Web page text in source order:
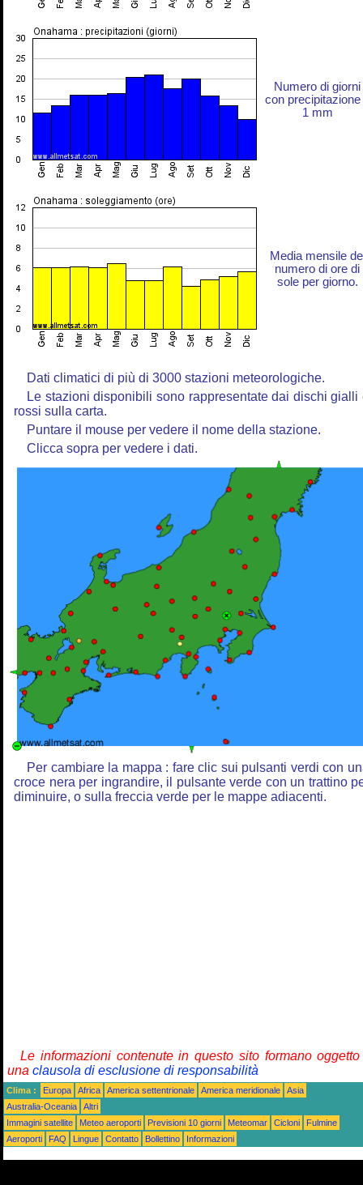
Numero di giorni
con precipitazione
1 mm
Media mensile
numero di ore di
sole per giorno.
Dati climatici di più di 3000 stazioni meteorologiche.
Le stazioni disponibili sono rappresentate dai dischi gialli
rossi sulla carta.
Puntare il mouse per vedere il nome della stazione.
Clicca sopra per vedere i dati.
Per cambiare la mappa : fare clic sui pulsanti verdi con
croce nera per ingrandire, il pulsante verde con un trattino
diminuire, o sulla freccia verde per le mappe adiacenti.
Le informazioni contenute in questo sito formano
una clausola di esclusione di responsabilità
Clima : Europa Africa America settentrionale America meridionale
Asia
Australia-Oceania
Altri
Immagini satellite
Meteo aeroporti Previsioni 10 giorni Meteomar Cicloni
Fulmine
Aeroporti
FAQ Lingue Contatto Bollettino Informazioni